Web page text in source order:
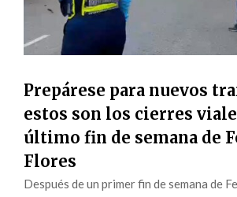
Prepárese para nuevos
estos son los cierres
último fin de semana de
Flores
Después de un primer fin de semana de